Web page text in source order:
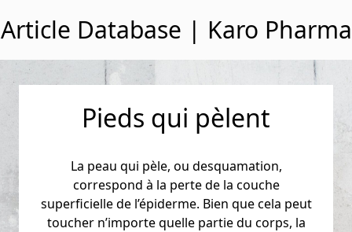
Article Database | Karo Pharma
Pieds qui pèlent
La peau qui pèle, ou desquamation,
correspond à la perte de la couche
superficielle de l’épiderme. Bien que cela peut
toucher n’importe quelle partie du corps, la